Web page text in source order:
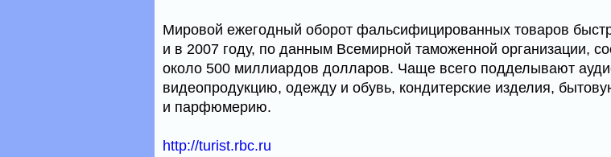
Мировой ежегодный оборот фальсифицированных товаров
и в 2007 году, по данным Всемирной таможенной организации,
около 500 миллиардов долларов. Чаще всего подделывают
видеопродукцию, одежду и обувь, кондитерские изделия,
и парфюмерию.
http://turist.rbc.ru